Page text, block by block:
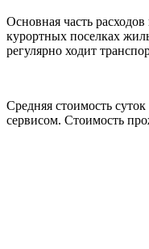
Основная часть
курортных поселках
регулярно ходит
Средняя стоимость
сервисом. Стоимость